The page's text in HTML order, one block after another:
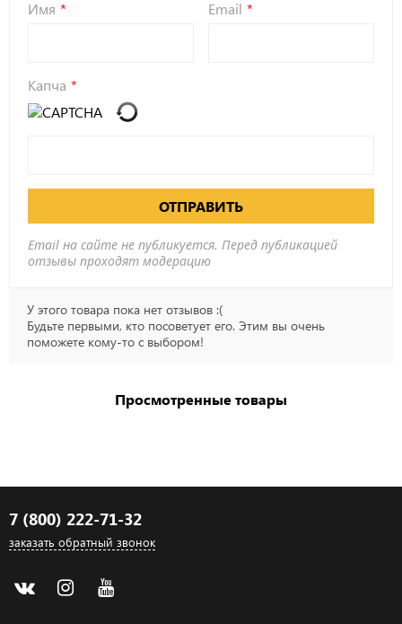
Имя Email
Капча
ОТПРАВИТЬ
Email на сайте не публикуется. Перед публикацией
отзывы проходят модерацию
У этого товара пока нет отзывов :(
Будьте первыми, кто посоветует его. Этим вы очень
поможете кому-то с выбором!
Просмотренные товары
7 (800) 222-71-32
заказать обратный звонок